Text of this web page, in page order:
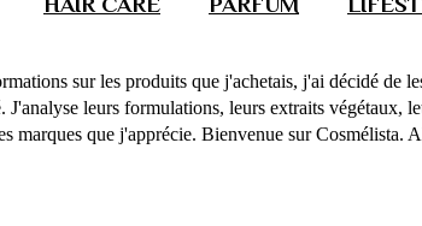
sur les produits que j'achetais, j'ai décidé
leurs formulations, leurs extraits
marques que j'apprécie. Bienvenue sur Cosmélista.